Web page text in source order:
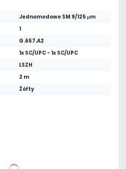
Jednomodowe SM 9/125 μm
1
G.657.A2
1x SC/UPC - 1x SC/UPC
LSZH
2 m
Żółty